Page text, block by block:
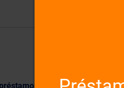
que usted ofrece?